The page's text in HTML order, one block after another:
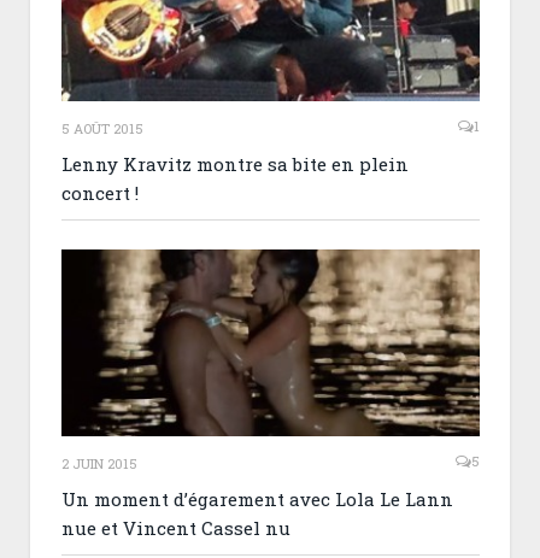
5 AOÛT 2015 1
Lenny Kravitz montre sa bite en plein
concert !
2 JUIN 2015 5
Un moment d’égarement avec Lola Le Lann
nue et Vincent Cassel nu